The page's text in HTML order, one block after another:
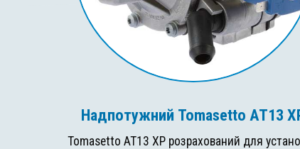
Надпотужний Tomasetto AT13
Tomasetto AT13 XP розрахований для